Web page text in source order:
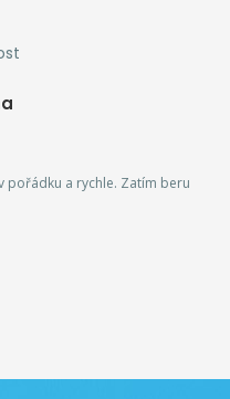
pořádku a rychle. Zatím beru